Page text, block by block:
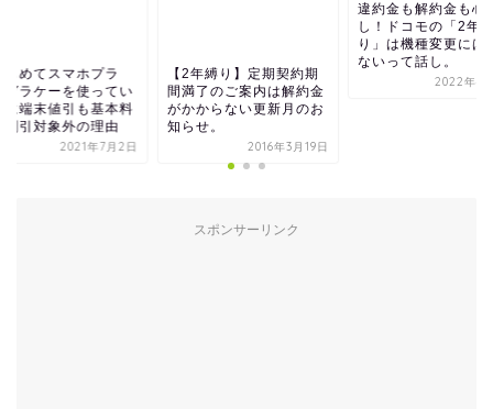
じめてスマホプラ
ガラケーを使ってい
に端末値引も基本料
割引対象外の理由
2021年7月2日
【2年縛り】定期契約期
間満了のご案内は解約金
がかからない更新月のお
知らせ。
2016年3月19日
違約金も解約金も心
し！ドコモの「2年
り」は機種変更には
ないって話し。
2022年4
スポンサーリンク